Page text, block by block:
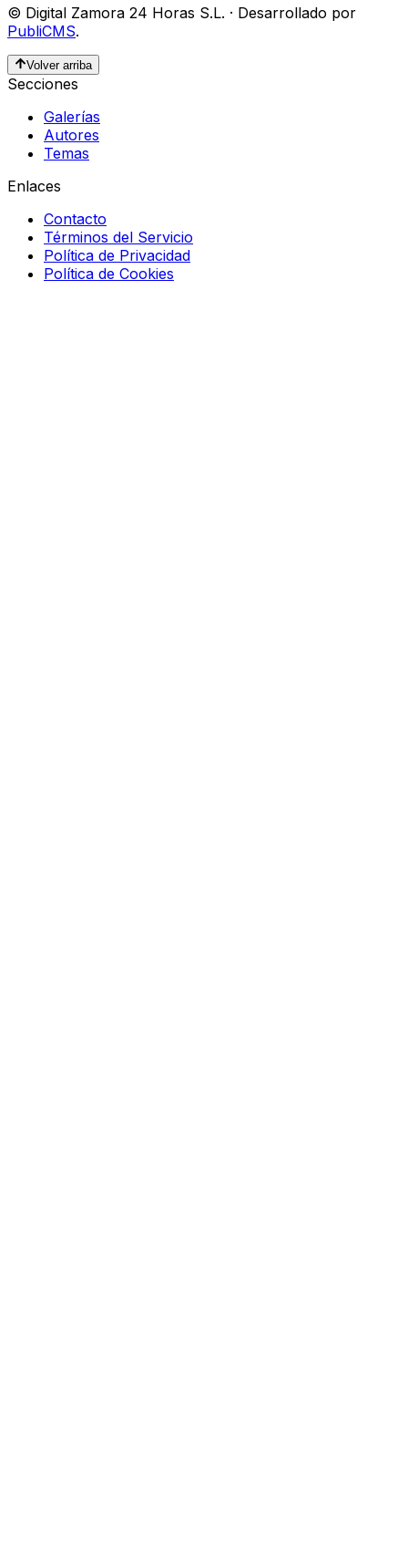
© Digital Zamora 24 Horas S.L. · Desarrollado por
PubliCMS.
Volver arriba
Secciones
Galerías
Autores
Temas
Enlaces
Contacto
Términos del Servicio
Política de Privacidad
Política de Cookies